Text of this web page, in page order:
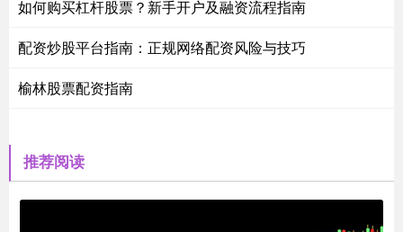
如何购买杠杆股票？新手开户及融资流程指南
配资炒股平台指南：正规网络配资风险与技巧
榆林股票配资指南
推荐阅读